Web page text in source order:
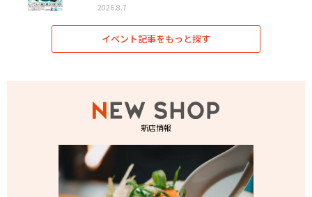
2026.8.7
イベント記事をもっと探す
新店情報